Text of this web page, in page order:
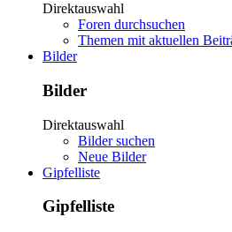
Direktauswahl
Foren durchsuchen
Themen mit aktuellen
Bilder
Bilder
Direktauswahl
Bilder suchen
Neue Bilder
Gipfelliste
Gipfelliste